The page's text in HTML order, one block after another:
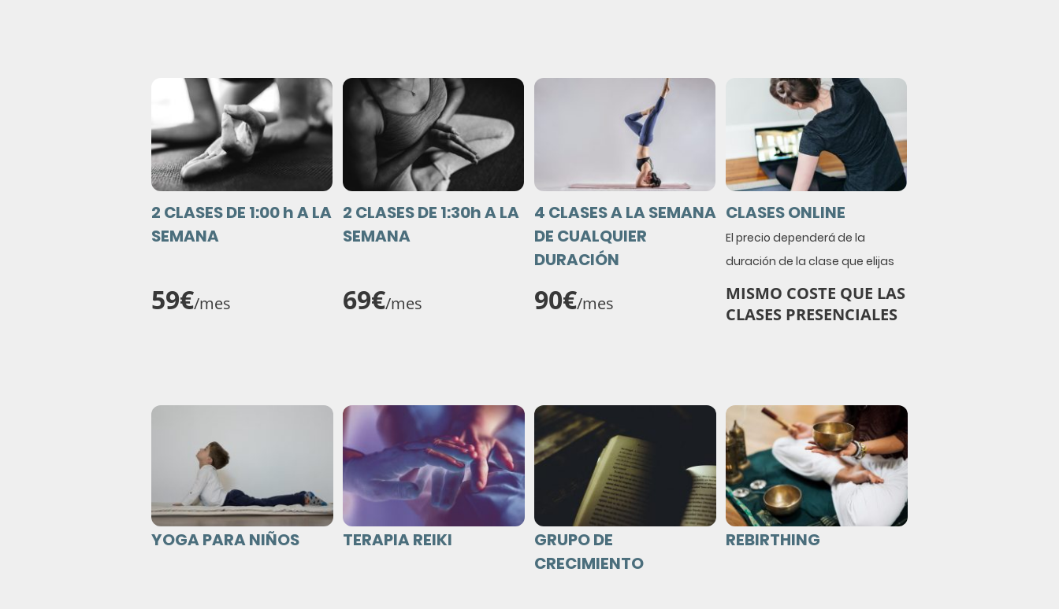
2 CLASES DE 1:00 h A LA
SEMANA
59€/mes
2 CLASES DE 1:30h A LA
SEMANA
69€/mes
4 CLASES A LA SEMANA
DE CUALQUIER
DURACIÓN
90€/mes
CLASES ONLINE
El precio dependerá de la
duración de la clase que elijas
MISMO COSTE QUE LAS
CLASES PRESENCIALES
YOGA PARA NIÑOS TERAPIA REIKI
GRUPO DE
CRECIMIENTO
REBIRTHING